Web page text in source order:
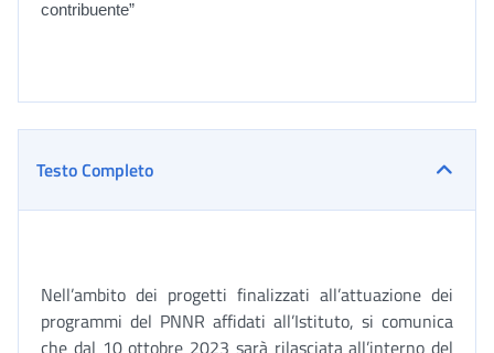
contribuente”
Testo Completo
Nell’ambito dei progetti finalizzati all’attuazione dei
programmi del PNNR affidati all’Istituto, si comunica
che dal 10 ottobre 2023 sarà rilasciata all’interno del